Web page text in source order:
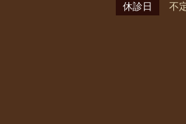
休診日
不